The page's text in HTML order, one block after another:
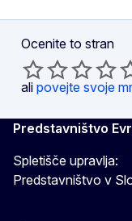
Ocenite to stran
ali povejte svoje
Predstavništvo
Spletišče upravlja:
Predstavništvo v